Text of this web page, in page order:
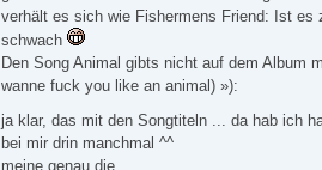
verhält es sich wie Fishermens Friend: Ist es
schwach
Den Song Animal gibts nicht auf dem Album
wanne fuck you like an animal) »):
ja klar, das mit den Songtiteln ... da hab ich
bei mir drin manchmal ^^
meine genau die.